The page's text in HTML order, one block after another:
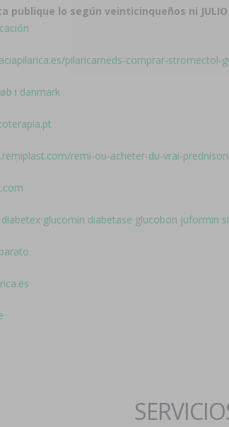
publique lo según veinticinqueños ni
pilaricameds-comprar-stromectol-
i danmark
remi-ou-acheter-du-vrai-
diabetex glucomin diabetase glucobon juformin